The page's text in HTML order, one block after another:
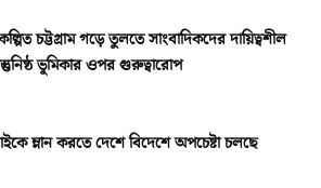
চট্টগ্রাম গড়ে তুলতে সাংবাদিকদের দায়িত্বশীল
ভূমিকার ওপর গুরুত্বারোপ
ম্লান করতে দেশে বিদেশে অপচেষ্টা চলছে